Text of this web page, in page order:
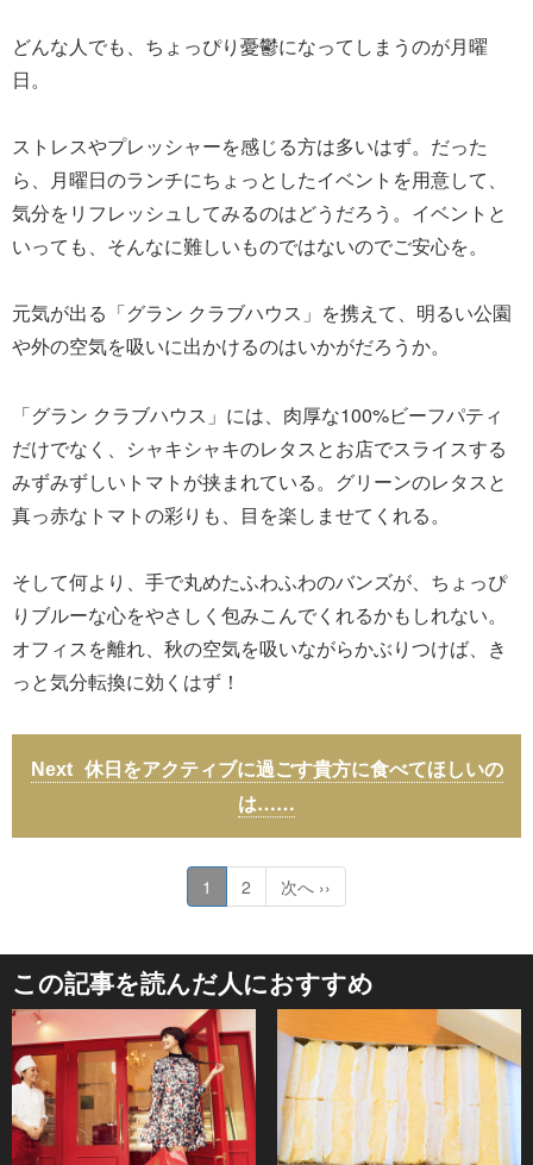
どんな人でも、ちょっぴり憂鬱になってしまうのが月曜
日。
ストレスやプレッシャーを感じる方は多いはず。だった
ら、月曜日のランチにちょっとしたイベントを用意して、
気分をリフレッシュしてみるのはどうだろう。イベントと
いっても、そんなに難しいものではないのでご安心を。
元気が出る「グラン クラブハウス」を携えて、明るい公園
や外の空気を吸いに出かけるのはいかがだろうか。
「グラン クラブハウス」には、肉厚な100%ビーフパティ
だけでなく、シャキシャキのレタスとお店でスライスする
みずみずしいトマトが挟まれている。グリーンのレタスと
真っ赤なトマトの彩りも、目を楽しませてくれる。
そして何より、手で丸めたふわふわのバンズが、ちょっぴ
りブルーな心をやさしく包みこんでくれるかもしれない。
オフィスを離れ、秋の空気を吸いながらかぶりつけば、き
っと気分転換に効くはず！
休日をアクティブに過ごす貴方に食べてほしいの
は……
1 2 次へ ››
この記事を読んだ人におすすめ